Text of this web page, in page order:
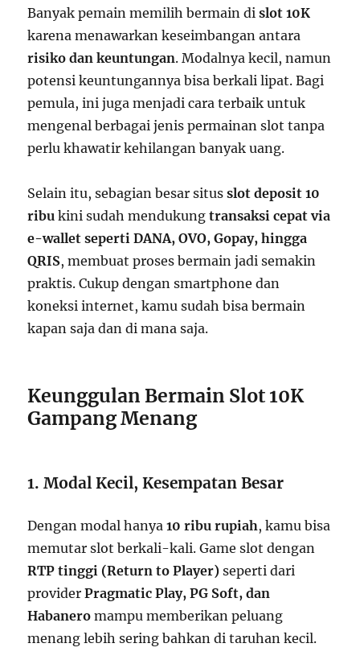
Banyak pemain memilih bermain dislot 10K
karena menawarkan keseimbangan antara
risiko dan keuntungan. Modalnya kecil, namun
potensi keuntungannya bisa berkali lipat. Bagi
pemula, ini juga menjadi cara terbaik untuk
mengenal berbagai jenis permainan slot tanpa
perlu khawatir kehilangan banyak uang.
Selain itu, sebagian besar situsslot deposit 10
ribu kini sudah mendukungtransaksi cepat via
e-wallet seperti DANA, OVO, Gopay, hingga
QRIS, membuat proses bermain jadi semakin
praktis. Cukup dengan smartphone dan
koneksi internet, kamu sudah bisa bermain
kapan saja dan di mana saja.
Keunggulan Bermain Slot 10K
Gampang Menang
1. Modal Kecil, Kesempatan Besar
Dengan modal hanya10 ribu rupiah, kamu bisa
memutar slot berkali-kali. Game slot dengan
RTP tinggi (Return to Player) seperti dari
providerPragmatic Play, PG Soft, dan
Habanero mampu memberikan peluang
menang lebih sering bahkan di taruhan kecil.